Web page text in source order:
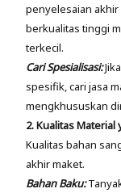
penyelesaian
berkualitas tinggi
terkecil.
Cari Spesialisasi:
spesifik, cari jasa
mengkhususkan
2. Kualitas Material
Kualitas bahan
akhir maket.
Bahan Baku: